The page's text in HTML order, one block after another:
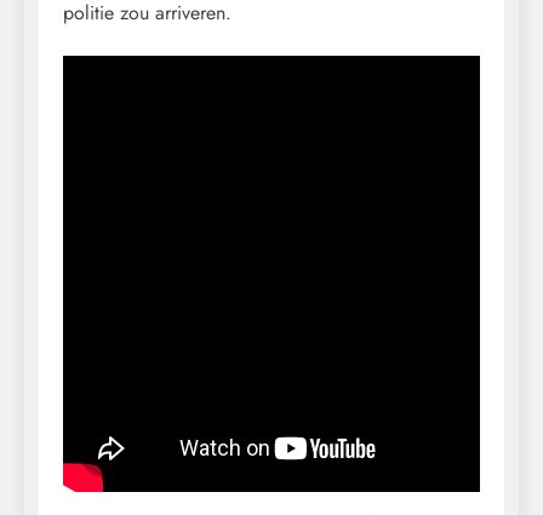
politie zou arriveren.